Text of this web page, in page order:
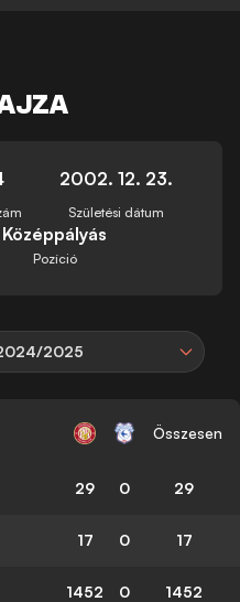
2002. 12. 23.
Születési dátum
Középpályás
Pozíció
2025
Összesen
29 0 29
17 0 17
1452 0 1452